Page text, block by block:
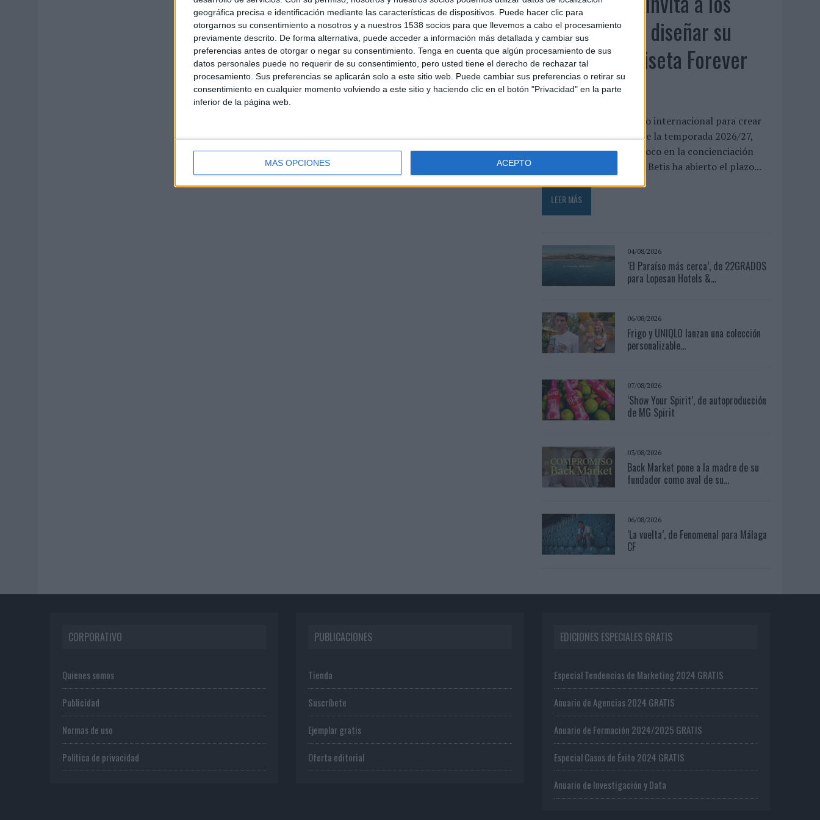
geográfica precisa e identificación mediante las características de dispositivos. Puede hacer clic para
otorgarnos su consentimiento a nosotros y a nuestros 1538 socios para que llevemos a cabo el procesamiento
previamente descrito. De forma alternativa, puede acceder a información más detallada y cambiar sus
preferencias antes de otorgar o negar su consentimiento. Tenga en cuenta que algún procesamiento de sus
datos personales puede no requerir de su consentimiento, pero usted tiene el derecho de rechazar tal
procesamiento. Sus preferencias se aplicarán solo a este sitio web. Puede cambiar sus preferencias o retirar su
consentimiento en cualquier momento volviendo a este sitio y haciendo clic en el botón "Privacidad" en la parte
inferior de la página web.
MÁS OPCIONES ACEPTO
aficionados a diseñar su
próxima camiseta Forever
Green
El club abre un concurso internacional para crear
la equipación especial de la temporada 2026/27,
que volverá a poner el foco en la concienciación
medioambiental El Real Betis ha abierto el plazo...
LEER MÁS
04/08/2026
‘El Paraíso más cerca’, de 22GRADOS
para Lopesan Hotels &...
06/08/2026
Frigo y UNIQLO lanzan una colección
personalizable...
07/08/2026
‘Show Your Spirit’, de autoproducción
de MG Spirit
03/08/2026
Back Market pone a la madre de su
fundador como aval de su...
06/08/2026
‘La vuelta’, de Fenomenal para Málaga
CF
CORPORATIVO
Quienes somos
Publicidad
Normas de uso
Política de privacidad
PUBLICACIONES
Tienda
Suscríbete
Ejemplar gratis
Oferta editorial
EDICIONES ESPECIALES GRATIS
Especial Tendencias de Marketing 2024 GRATIS
Anuario de Agencias 2024 GRATIS
Anuario de Formación 2024/2025 GRATIS
Especial Casos de Éxito 2024 GRATIS
Anuario de Investigación y Data